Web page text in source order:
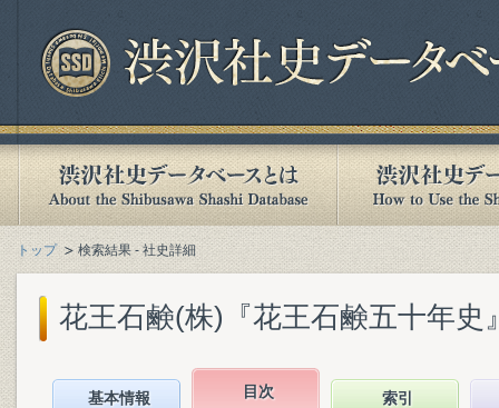
トップ 検索結果 - 社史詳細
花王石鹸(株)『花王石鹸五十年史
基本情報 目次 索引